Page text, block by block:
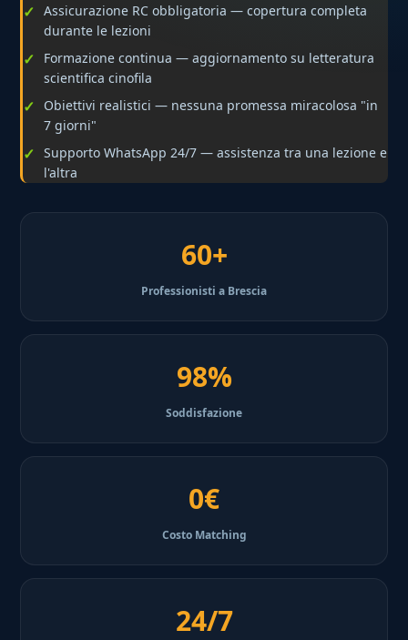
Assicurazione RC obbligatoria — copertura completa
durante le lezioni
Formazione continua — aggiornamento su letteratura
scientifica cinofila
Obiettivi realistici — nessuna promessa miracolosa "in
7 giorni"
Supporto WhatsApp 24/7 — assistenza tra una lezione e
l'altra
60+
Professionisti a Brescia
98%
Soddisfazione
0€
Costo Matching
24/7